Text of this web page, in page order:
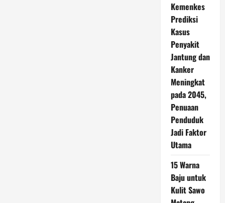
Kemenkes
Prediksi
Kasus
Penyakit
Jantung dan
Kanker
Meningkat
pada 2045,
Penuaan
Penduduk
Jadi Faktor
Utama
15 Warna
Baju untuk
Kulit Sawo